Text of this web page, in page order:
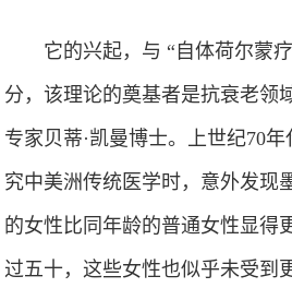
它的兴起，与 “自体荷尔蒙
分，该理论的奠基者是抗衰老领
专家贝蒂·凯曼博士。上世纪70
究中美洲传统医学时，意外发现
的女性比同年龄的普通女性显得
过五十，这些女性也似乎未受到